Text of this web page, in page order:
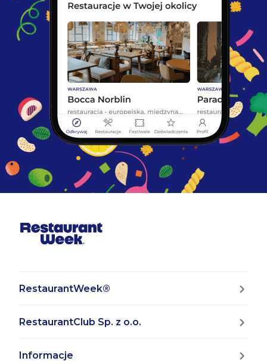
RestaurantWeek®
RestaurantClub Sp. z o.o.
Informacje